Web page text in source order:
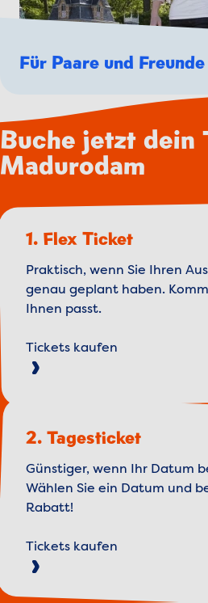
Für Paare und Freunde
Buche jetzt dein
Madurodam
1. Flex Ticket
Praktisch, wenn Sie Ihren
genau geplant haben.
Ihnen passt.
Tickets kaufen
2. Tagesticket
Günstiger, wenn Ihr Datum
Wählen Sie ein Datum und
Rabatt!
Tickets kaufen